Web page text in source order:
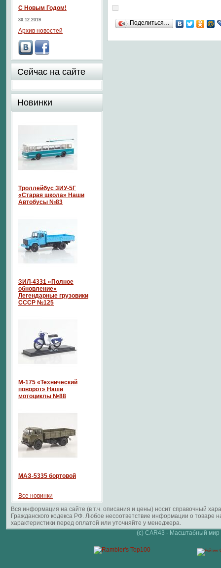
Поделиться…
С Новым Годом!
30.12.2019
Архив новостей
Сейчас на сайте
Новинки
Троллейбус ЗИУ-5Г
«Старая школа» Наши
Автобусы №83
ЗИЛ-4331 «Полное
обновление»
Легендарные грузовики
СССР №125
М-175 «Технический
поворот» Наши
мотоциклы №88
МАЗ-5335 бортовой
Все новинки
Вся информация на сайте (в т.ч. описания и цены) носит справочный
Гражданского кодекса РФ. Любое несоответствие информации о
характеристики перед оплатой или уточняйте у менеджера.
(c) CAR43 - Масштабный мир